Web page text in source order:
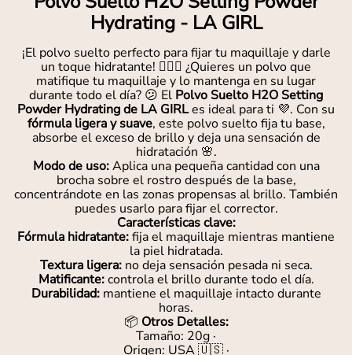
Hydrating - LA GIRL
¡El polvo suelto perfecto para fijar tu maquillaje y darle
un toque hidratante! 💁‍♀️✨ ¿Quieres un polvo que
matifique tu maquillaje y lo mantenga en su lugar
durante todo el día? 😕 El Polvo Suelto H2O Setting
Powder Hydrating de LA GIRLes ideal para ti 💜. Con su
fórmula ligera y suave, este polvo suelto fija tu base,
absorbe el exceso de brillo y deja una sensación de
hidratación 🌸.
Modo de uso:Aplica una pequeña cantidad con una
brocha sobre el rostro después de la base,
concentrándote en las zonas propensas al brillo. También
puedes usarlo para fijar el corrector.
Características clave:
Fórmula hidratante:fija el maquillaje mientras mantiene
la piel hidratada.
Textura ligera:no deja sensación pesada ni seca.
Matificante:controla el brillo durante todo el día.
Durabilidad:mantiene el maquillaje intacto durante
horas.
📦 Otros Detalles:
Tamaño: 20g ·
Origen: USA 🇺🇸 ·